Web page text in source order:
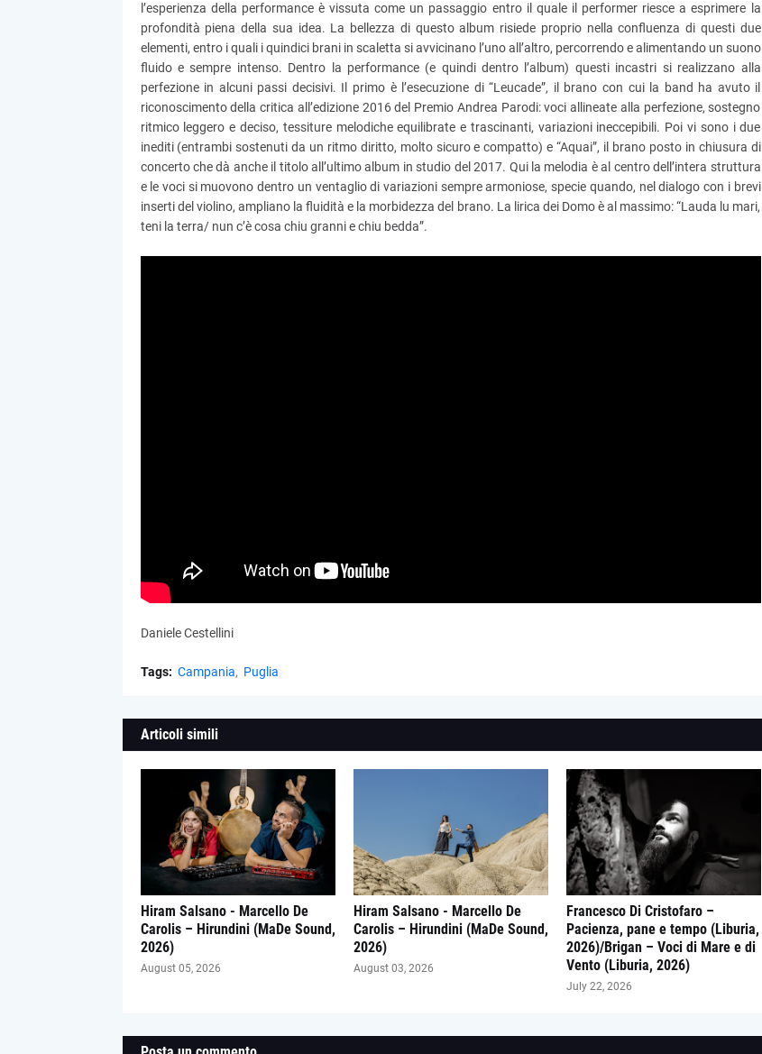
l’esperienza della performance è vissuta come un passaggio entro il quale il performer riesce a esprimere la
profondità piena della sua idea. La bellezza di questo album risiede proprio nella confluenza di questi due
elementi, entro i quali i quindici brani in scaletta si avvicinano l’uno all’altro, percorrendo e alimentando un suono
fluido e sempre intenso. Dentro la performance (e quindi dentro l’album) questi incastri si realizzano alla
perfezione in alcuni passi decisivi. Il primo è l’esecuzione di “Leucade”, il brano con cui la band ha avuto il
riconoscimento della critica all’edizione 2016 del Premio Andrea Parodi: voci allineate alla perfezione, sostegno
ritmico leggero e deciso, tessiture melodiche equilibrate e trascinanti, variazioni ineccepibili. Poi vi sono i due
inediti (entrambi sostenuti da un ritmo diritto, molto sicuro e compatto) e “Aquai”, il brano posto in chiusura di
concerto che dà anche il titolo all’ultimo album in studio del 2017. Qui la melodia è al centro dell’intera struttura
e le voci si muovono dentro un ventaglio di variazioni sempre armoniose, specie quando, nel dialogo con i brevi
inserti del violino, ampliano la fluidità e la morbidezza del brano. La lirica dei Domo è al massimo: “Lauda lu mari,
teni la terra/ nun c’è cosa chiu granni e chiu bedda”.
Daniele Cestellini
Tags: Campania Puglia
Articoli simili
Hiram Salsano - Marcello De
Carolis – Hirundini (MaDe Sound,
2026)
August 05, 2026
Hiram Salsano - Marcello De
Carolis – Hirundini (MaDe Sound,
2026)
August 03, 2026
Francesco Di Cristofaro –
Pacienza, pane e tempo (Liburia,
2026)/Brigan – Voci di Mare e di
Vento (Liburia, 2026)
July 22, 2026